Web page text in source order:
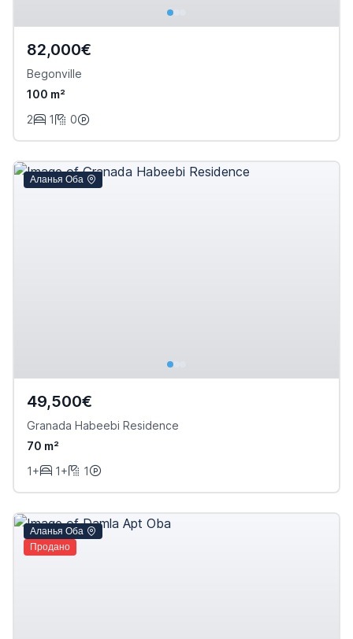
82,000€
Begonville
100 m²
2
1 0
Аланья Оба
49,500€
Granada Habeebi Residence
70 m²
1+
1+ 1
Аланья Оба
Продано